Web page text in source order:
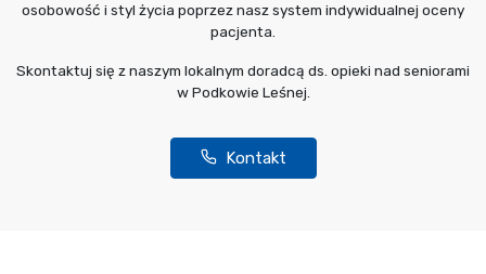
osobowość i styl życia poprzez nasz system indywidualnej oceny
pacjenta.
Skontaktuj się z naszym lokalnym doradcą ds. opieki nad seniorami
w Podkowie Leśnej.
Kontakt